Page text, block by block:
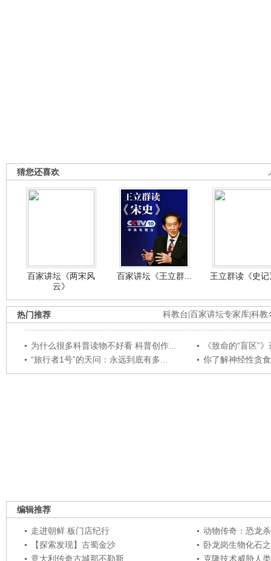
猜您还喜欢
百家讲坛《两宋风
云》
百家讲坛《王立群... 王立群读《史
科教台 百家讲坛专家库 科教
热门推荐
为什么很多科普读物不好看 科普创作...
《致命的“盲区”
“旅行者1号”的天问：永远到底有多...
你了解神经性贪
编辑推荐
走进朝鲜 板门店纪行
动物传奇：恐龙
【探索发现】古蜀金沙
卧龙岗生物化石
意大利传奇古城那不勒斯
克隆技术威胁人